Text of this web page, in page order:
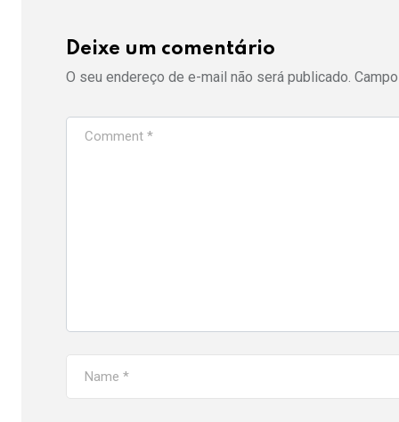
Deixe um comentário
O seu endereço de e-mail não será publicado.